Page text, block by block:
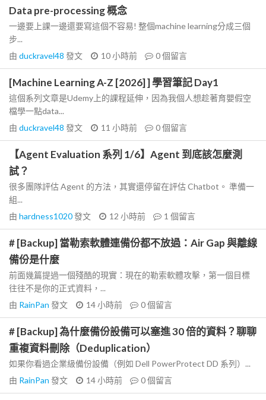
Data pre-processing 概念
一邊要上課一邊還要寫這個不容易! 整個machine learning分成三個
步...
由 duckravel48 發文 10 小時前 0個留言
[Machine Learning A-Z [2026] ] 學習筆記 Day1
這個系列文章是Udemy上的課程延伸，因為我個人想趁著育嬰假空
檔學一點data...
由 duckravel48 發文 11 小時前 0個留言
【Agent Evaluation 系列 1/6】Agent 到底該怎麼測
試？
很多團隊評估 Agent 的方法，其實還停留在評估 Chatbot。 準備一
組...
由 hardness1020發文 12 小時前 1 個留言
# [Backup] 當勒索軟體連備份都不放過：Air Gap 與離線
備份是什麼
前面幾篇提過一個殘酷的現實：現在的勒索軟體攻擊，第一個目標
往往不是你的正式資料，...
由 RainPan 發文 14 小時前 0個留言
# [Backup] 為什麼備份設備可以塞進 30 倍的資料？聊聊
重複資料刪除（Deduplication）
如果你看過企業級備份設備（例如 Dell PowerProtect DD 系列）...
由 RainPan 發文 14 小時前 0個留言